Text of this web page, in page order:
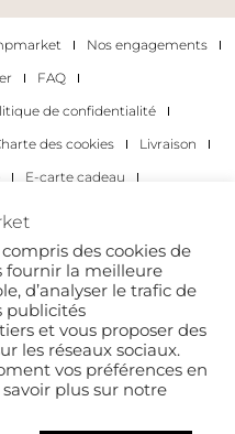
Nos engagements
FAQ
de confidentialité
des cookies
Livraison
E-carte cadeau
Pour les particuliers
Champmarket.
des cookies de
fournir la meilleure
d’analyser le trafic de
publicités
et vous proposer des
les réseaux sociaux.
vos préférences en
plus sur notre